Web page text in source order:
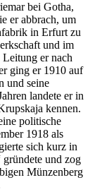
bei Gotha,
er abbrach, um
in Erfurt zu
und im
er nach
ging er 1910 auf
und seine
landete er in
kennen.
politische
1918 als
sich kurz in
und zog
Münzenberg